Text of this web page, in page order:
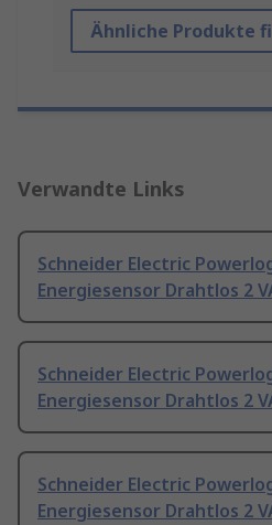
Ähnliche Produkte
Verwandte Links
Schneider Electric
Energiesensor Drahtlos 2
Schneider Electric
Energiesensor Drahtlos 2
Schneider Electric
Energiesensor Drahtlos 2